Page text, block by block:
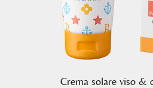
Crema solare viso &